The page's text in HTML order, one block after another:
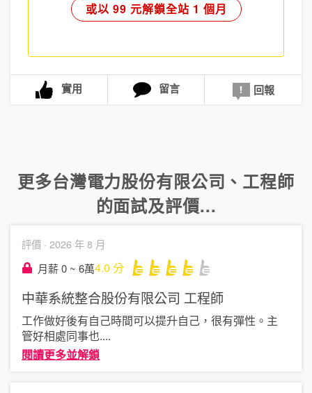
或以 99 元解鎖全站 1 個月
實用 留言 回報
更多台灣電力股份有限公司 、 工程師
的面試及評價...
評價 · 2026 年 8 月
月薪 0 ~ 6萬4.0 分
中華系統整合股份有限公司 工程師
工作做好後有自己時間可以提升自己，很有彈性。主
管好相處同事也....
閱讀更多並解鎖